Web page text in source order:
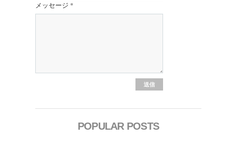
メッセージ *
POPULAR POSTS